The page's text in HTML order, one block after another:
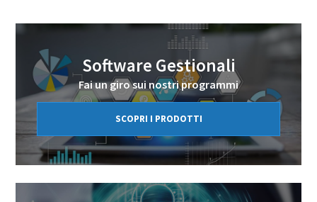
Software Gestionali
Fai un giro sui nostri programmi
SCOPRI I PRODOTTI